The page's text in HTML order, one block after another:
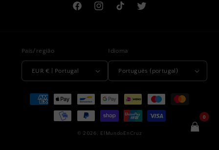
FacebookInstagramTikTok Twitter
País/região
EUR € | Portugal
Idioma
Português (portugal)
Métodos
pagamento
© 2026, ElMundoEnCruz
0